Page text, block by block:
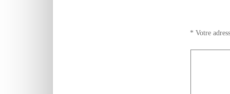
Votre
*